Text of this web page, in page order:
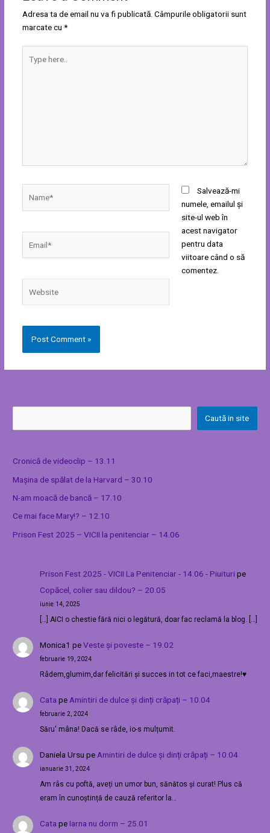
Adresa ta de email nu va fi publicată. Câmpurile obligatorii sunt
marcate cu *
here..
Salvează-mi
numele, emailul și
site-ul web în
acest navigator
pentru data
viitoare când o să
comentez.
Caută in site
Cronică de videoclip – 13.11
Mașina de spălat de la Harvard – 30.10
N-am moacă de bancă – 17.10
Ce mai face Mary!? – 12.10
Prison Fest 2025 – VICII la penitenciar – 14.06
Prison Fest 2025 - VICII La Penitenciar - 14.06 - Piuituripe
Copăcel, colier sau dildou? – 20.05
iunie 14, 2025
[…] AICI o chestie fără nici o legătură, doar fac reclamă la blog. […]
Monica1 peVeste și poveste – 19.02
februarie 19, 2024
Râdem,glumim,dar felicitări și succes in tot ce faci,maestre!♥️
Cata pe Amintiri de dulce și dinți crăpați – 10.04
februarie 2, 2024
Săru' mâna! Dacă se râde, io-s mulțumit.
Daniela Ursu pe Amintiri de dulce și dinți crăpați – 10.04
ianuarie 31, 2024
Am râs cu poftă, aveți un umor bun, sănătos și curat! Plus că
eram în cunoștință de cauză referitor la…
Cata pe Iarna nu dorm – 25.01